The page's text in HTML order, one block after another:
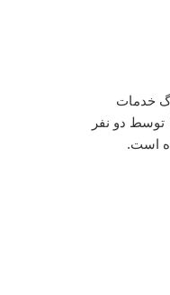
خدمات
وردپرس فارسی می باشد که در سال ۱۳۹۳ توسط دو نفر
است.